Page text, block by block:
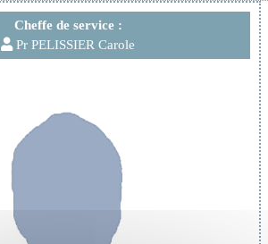
Cheffe de service :
Pr PELISSIER Carole